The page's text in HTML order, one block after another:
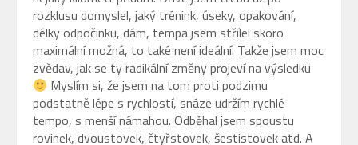
rozklusu domyslel, jaký trénink, úseky, opakování,
délky odpočinku, dám, tempa jsem střílel skoro
maximální možná, to také není ideální. Takže jsem moc
zvědav, jak se ty radikální změny projeví na výsledku
Myslím si, že jsem na tom proti podzimu
podstatně lépe s rychlostí, snáze udržím rychlé
tempo, s menší námahou. Odběhal jsem spoustu
rovinek, dvoustovek, čtyřstovek, šestistovek atd. A